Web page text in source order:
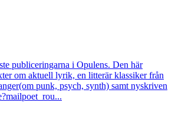
publiceringarna i Opulens. Den här
om aktuell lyrik, en litterär klassiker från
punk, psych, synth) samt nyskriven